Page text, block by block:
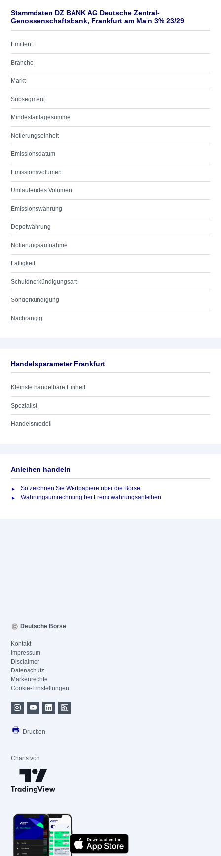
Stammdaten DZ BANK AG Deutsche Zentral-
Genossenschaftsbank, Frankfurt am Main 3% 23/29
Emittent
Branche
Markt
Subsegment
Mindestanlagesumme
Notierungseinheit
Emissionsdatum
Emissionsvolumen
Umlaufendes Volumen
Emissionswährung
Depotwährung
Notierungsaufnahme
Fälligkeit
Schuldnerkündigungsart
Sonderkündigung
Nachrangig
Handelsparameter Frankfurt
Kleinste handelbare Einheit
Spezialist
Handelsmodell
Anleihen handeln
So zeichnen Sie Wertpapiere über die Börse
Währungsumrechnung bei Fremdwährungsanleihen
Deutsche Börse
Kontakt
Impressum
Disclaimer
Datenschutz
Markenrechte
Cookie-Einstellungen
Drucken
Charts von